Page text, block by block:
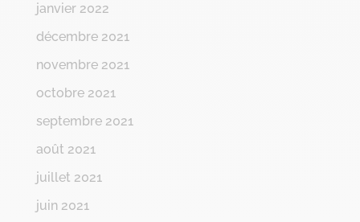
janvier 2022
décembre 2021
novembre 2021
octobre 2021
septembre 2021
août 2021
juillet 2021
juin 2021